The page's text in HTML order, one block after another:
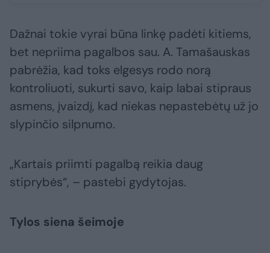
Dažnai tokie vyrai būna linkę padėti kitiems,
bet nepriima pagalbos sau. A. Tamašauskas
pabrėžia, kad toks elgesys rodo norą
kontroliuoti, sukurti savo, kaip labai stipraus
asmens, įvaizdį, kad niekas nepastebėtų už jo
slypinčio silpnumo.
„Kartais priimti pagalbą reikia daug
stiprybės“, – pastebi gydytojas.
Tylos siena šeimoje